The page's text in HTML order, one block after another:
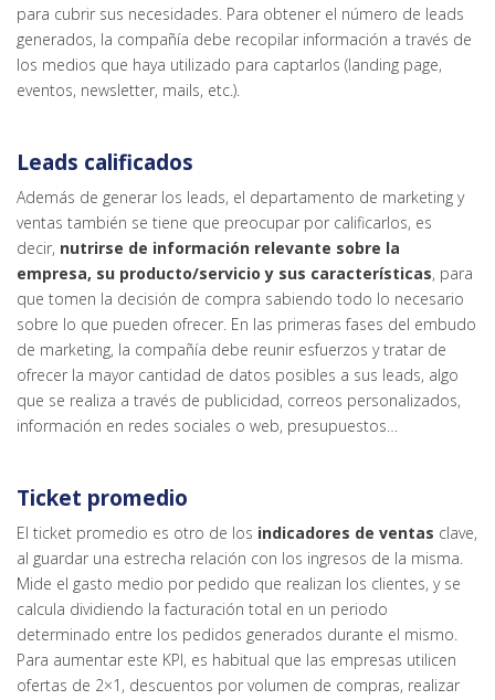
para cubrir sus necesidades. Para obtener el número de leads
generados, la compañía debe recopilar información a través de
los medios que haya utilizado para captarlos (landing page,
eventos, newsletter, mails, etc.).
Leads calificados
Además de generar los leads, el departamento de marketing y
ventas también se tiene que preocupar por calificarlos, es
decir, nutrirse de información relevante sobre la
empresa, su producto/servicio y sus características, para
que tomen la decisión de compra sabiendo todo lo necesario
sobre lo que pueden ofrecer. En las primeras fases del embudo
de marketing, la compañía debe reunir esfuerzos y tratar de
ofrecer la mayor cantidad de datos posibles a sus leads, algo
que se realiza a través de publicidad, correos personalizados,
información en redes sociales o web, presupuestos…
Ticket promedio
El ticket promedio es otro de los indicadores de ventas clave,
al guardar una estrecha relación con los ingresos de la misma.
Mide el gasto medio por pedido que realizan los clientes, y se
calcula dividiendo la facturación total en un periodo
determinado entre los pedidos generados durante el mismo.
Para aumentar este KPI, es habitual que las empresas utilicen
ofertas de 2×1, descuentos por volumen de compras, realizar